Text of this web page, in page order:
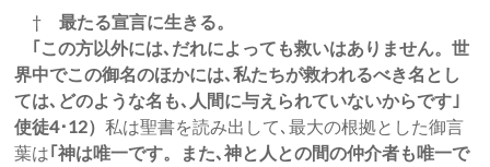
† 最たる宣言に生きる。
｢この方以外には､だれによっても救いはありません。世
界中でこの御名のほかには､私たちが救われるべき名とし
ては､どのような名も､人間に与えられていないからです｣
使徒4･12）私は聖書を読み出して､最大の根拠とした御言
葉は｢神は唯一です。また､神と人との間の仲介者も唯一で